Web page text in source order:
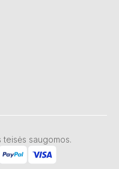
teisės saugomos.